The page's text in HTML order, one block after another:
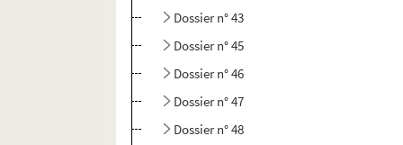
Dossier n° 43
Dossier n° 45
Dossier n° 46
Dossier n° 47
Dossier n° 48